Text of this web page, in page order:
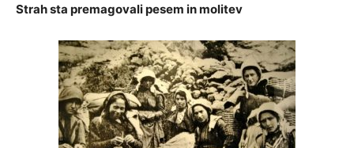
Strah sta premagovali pesem in molitev